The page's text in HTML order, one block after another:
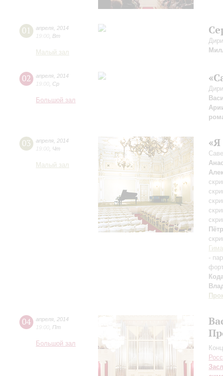
01 апреля 2014
19:00 Вт
Малый зал
02 апреля 2014
19:00 Ср
Большой зал
03 апреля 2014
19:00 Чт
Малый зал
-
04 апреля 2014
19:00 Пт
Большой зал